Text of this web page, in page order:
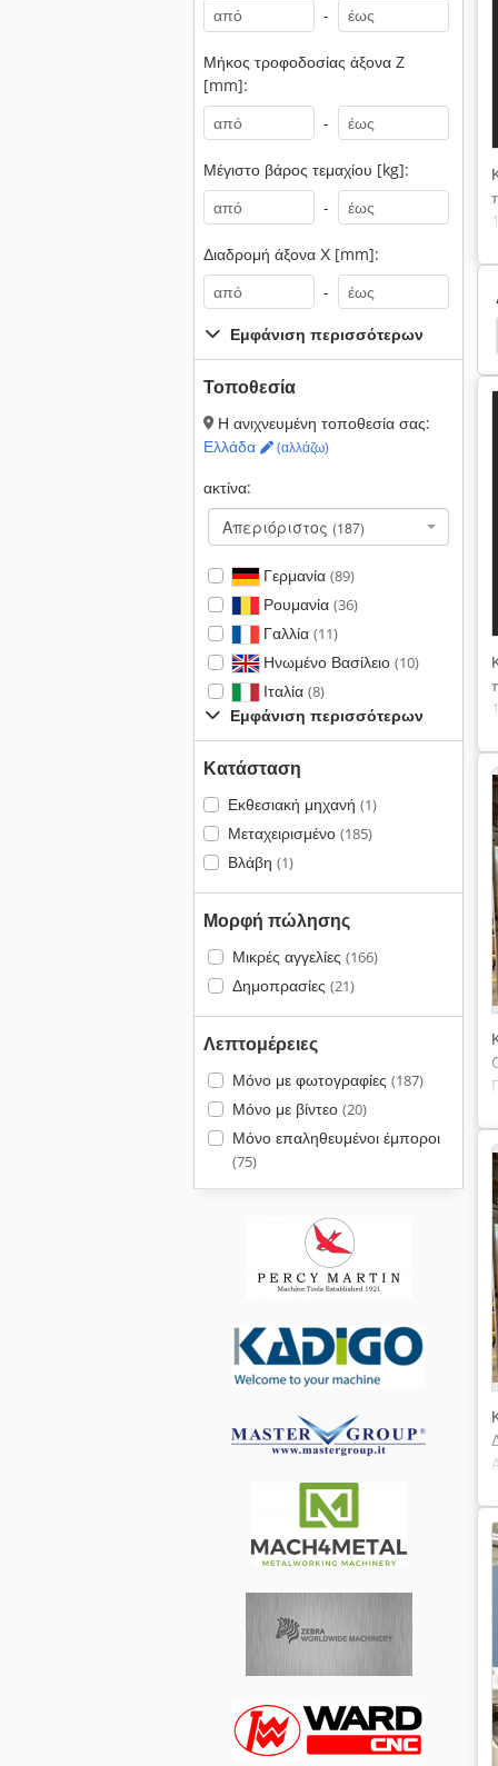
-
Μήκος τροφοδοσίας άξονα Z
[mm]:
-
Μέγιστο βάρος τεμαχίου [kg]:
-
Διαδρομή άξονα Χ [mm]:
-
Εμφάνιση περισσότερων
Τοποθεσία
Η ανιχνευμένη τοποθεσία σας:
Ελλάδα
(αλλάζω)
ακτίνα:
Απεριόριστος (187)
Γερμανία (89)
Ρουμανία (36)
Γαλλία (11)
Ηνωμένο Βασίλειο (10)
Ιταλία (8)
Εμφάνιση περισσότερων
Κατάσταση
Εκθεσιακή μηχανή (1)
Μεταχειρισμένο (185)
Βλάβη (1)
Μορφή πώλησης
Μικρές αγγελίες (166)
Δημοπρασίες (21)
Λεπτομέρειες
Μόνο με φωτογραφίες (187)
Μόνο με βίντεο (20)
Μόνο επαληθευμένοι έμποροι
(75)